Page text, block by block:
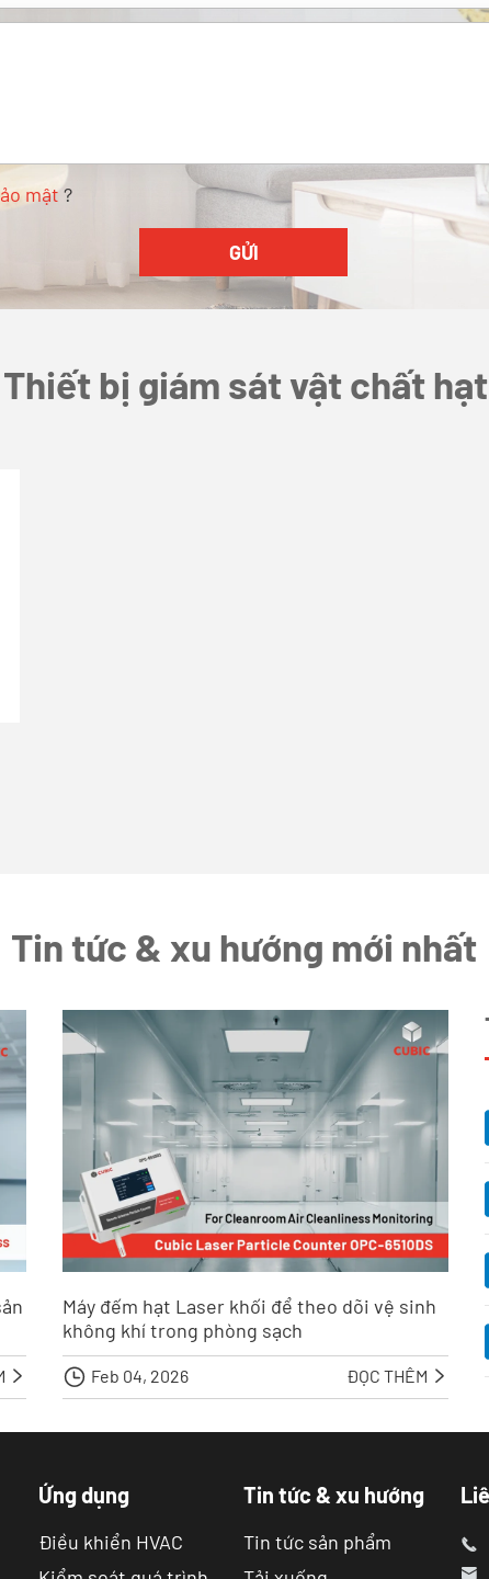
mật?
bị giám sát vật chất
Tin tức & xu hướng mới nhất

Máy đếm hạt Laser khối để theo dõi vệ sinh
không khí trong phòng sạch
 Feb 04, 2026 ĐỌC THÊM 
Ứng dụng
Điều khiển HVAC
Tin tức & xu hướng
Tin tức sản phẩm

